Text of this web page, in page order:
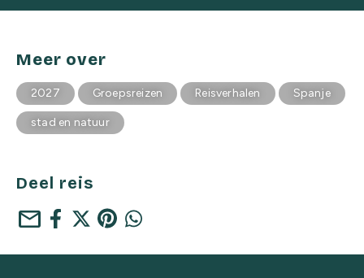
Meer over
2027 Groepsreizen Reisverhalen Spanje
stad en natuur
Deel reis
mail